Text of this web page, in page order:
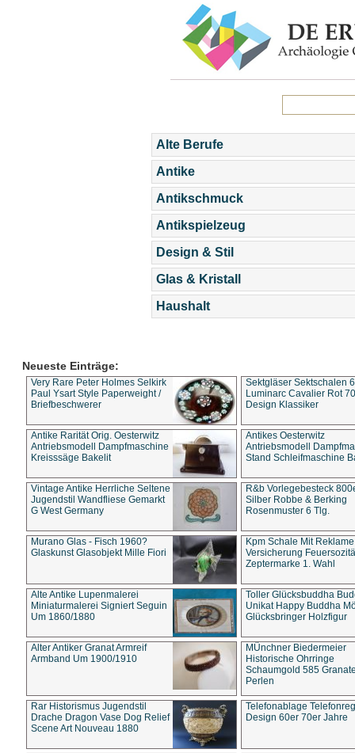
Alte Berufe
Antike
Antikschmuck
Antikspielzeug
Design & Stil
Glas & Kristall
Haushalt
Neueste Einträge:
Very Rare Peter Holmes Selkirk
Paul Ysart Style Paperweight /
Briefbeschwerer
Sektgläser Sektschalen
Luminarc Cavalier Rot
Design Klassiker
Antike Rarität Orig. Oesterwitz
Antriebsmodell Dampfmaschine
Kreisssäge Bakelit
Antikes Oesterwitz
Antriebsmodell
Stand Schleifmaschine
Vintage Antike Herrliche Seltene
Jugendstil Wandfliese Gemarkt
G West Germany
R&b Vorlegebesteck
Silber Robbe & Berking
Rosenmuster 6 Tlg.
Murano Glas - Fisch 1960?
Glaskunst Glasobjekt Mille Fiori
Kpm Schale Mit Reklame
Versicherung
Zeptermarke 1. Wahl
Alte Antike Lupenmalerei
Miniaturmalerei Signiert Seguin
Um 1860/1880
Toller Glücksbuddha
Unikat Happy Buddha
Glücksbringer Holzfigur
Alter Antiker Granat Armreif
Armband Um 1900/1910
MÜnchner Biedermeier
Historische Ohrringe
Schaumgold 585
Perlen
Rar Historismus Jugendstil
Drache Dragon Vase Dog Relief
Scene Art Nouveau 1880
Telefonablage
Design 60er 70er Jahre